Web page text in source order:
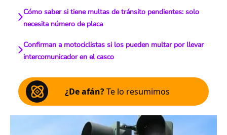
Cómo saber si tiene multas de tránsito pendientes: solo
necesita número de placa
Confirman a motociclistas si los pueden multar por llevar
intercomunicador en el casco
¿De afán?Te lo resumimos